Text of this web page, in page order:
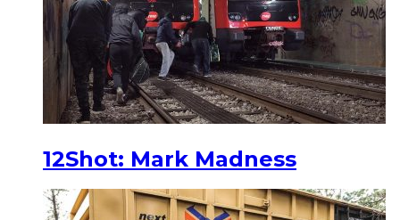
12Shot: Mark Madness